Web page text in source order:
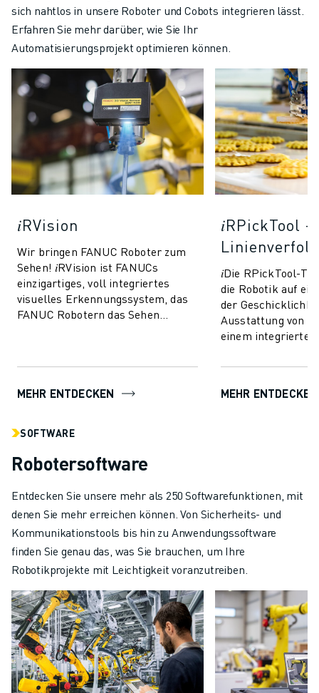
sich nahtlos in unsere Roboter und Cobots integrieren lässt.
Erfahren Sie mehr darüber, wie Sie Ihr
Automatisierungsprojekt optimieren können.
𝑖RVision
Wir bringen FANUC Roboter zum
Sehen! 𝑖RVision ist FANUCs
einzigartiges, voll integriertes
visuelles Erkennungssystem, das
FANUC Robotern das Sehen
MEHR ENTDECKEN
𝑖RPickTool
𝑖Die RPickTool-
die Robotik auf
der
Ausstattung von
einem integrierten
sie eine Art
MEHR ENTDECKEN
SOFTWARE
Robotersoftware
Entdecken Sie unsere mehr als 250 Softwarefunktionen, mit
denen Sie mehr erreichen können. Von Sicherheits- und
Kommunikationstools bis hin zu Anwendungssoftware
finden Sie genau das, was Sie brauchen, um Ihre
Robotikprojekte mit Leichtigkeit voranzutreiben.